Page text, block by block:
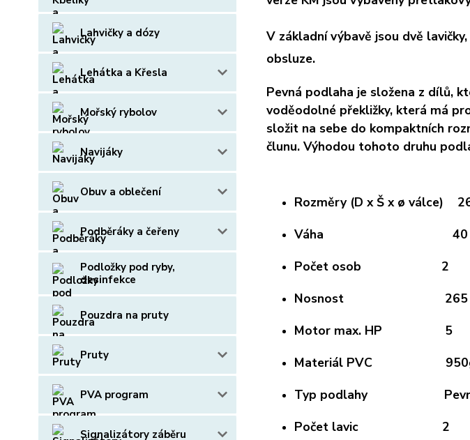
Lahvičky a dózy
Lehátka a Křesla
Mořský rybolov
Navijáky
Obuv a oblečení
Podběráky a čeřeny
Podložky pod ryby,
desinfekce
Pouzdra na pruty
Pruty
PVA program
Signalizátory záběru
V základní výbavě jsou dvě
obsluze.
Pevná podlaha je složena z dílů,
voděodolné překližky, která má
složit na sebe do kompaktních
člunu. Výhodou tohoto druhu
Rozměry (D x Š x ø válce)
Váha 40
Počet osob 2
Nosnost 265
Motor max. HP 5
Materiál PVC
Typ podlahy
Počet lavic 2